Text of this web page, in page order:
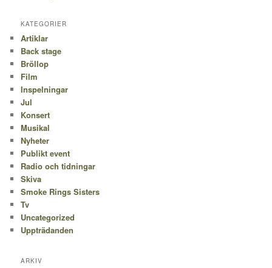
KATEGORIER
Artiklar
Back stage
Bröllop
Film
Inspelningar
Jul
Konsert
Musikal
Nyheter
Publikt event
Radio och tidningar
Skiva
Smoke Rings Sisters
Tv
Uncategorized
Uppträdanden
ARKIV